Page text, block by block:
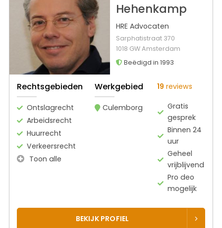
Hehenkamp
HRE Advocaten
Sarphatistraat 370
1018 GW Amsterdam
Beëdigd in 1993
Rechtsgebieden
Ontslagrecht
Arbeidsrecht
Huurrecht
Verkeersrecht
Toon alle
Werkgebied
Culemborg
19 reviews
Gratis
gesprek
Binnen 24
uur
Geheel
vrijblijvend
Pro deo
mogelijk
BEKIJK PROFIEL